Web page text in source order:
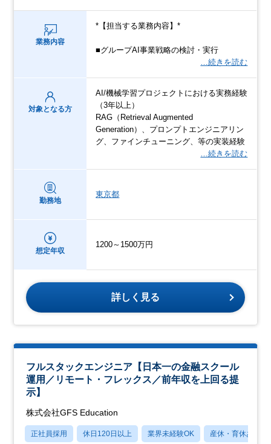
業務内容
*【担当する業務内容】*
■グループAI事業戦略の検討・実行
…続きを読む
対象となる方
AI/機械学習プロジェクトにおける実務経験
（3年以上）
RAG（Retrieval Augmented
Generation）、プロンプトエンジニアリン
グ、ファインチューニング、等の実装経験
…続きを読む
勤務地
東京都
想定年収
1200～1500万円
詳しく見る
フルスタックエンジニア【日本一の金融スクール
運用／リモート・フレックス／前年収を上回る提
示】
株式会社GFS Education
正社員採用 休日120日以上 業界未経験OK 産休・育休あり